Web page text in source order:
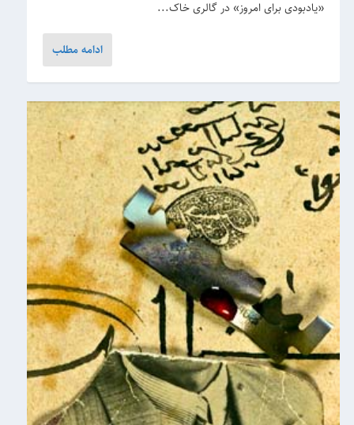
«یادبودی برای امروز» در گالری خاک...
ادامه مطلب